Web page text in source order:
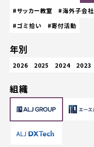
#サッカー教室
#海外子会社
#ゴミ拾い
#寄付活動
年別
2026 2025 2024 2023
組織